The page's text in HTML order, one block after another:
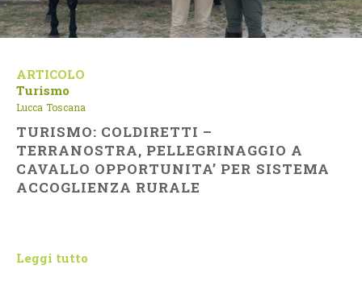
ARTICOLO
Turismo
Lucca Toscana
TURISMO: COLDIRETTI –
TERRANOSTRA, PELLEGRINAGGIO A
CAVALLO OPPORTUNITA’ PER SISTEMA
ACCOGLIENZA RURALE
Leggi tutto